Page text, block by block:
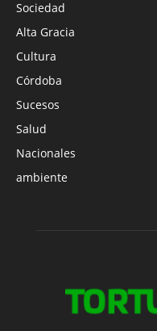
Sociedad
Alta Gracia
Cultura
Córdoba
Sucesos
Salud
Nacionales
ambiente